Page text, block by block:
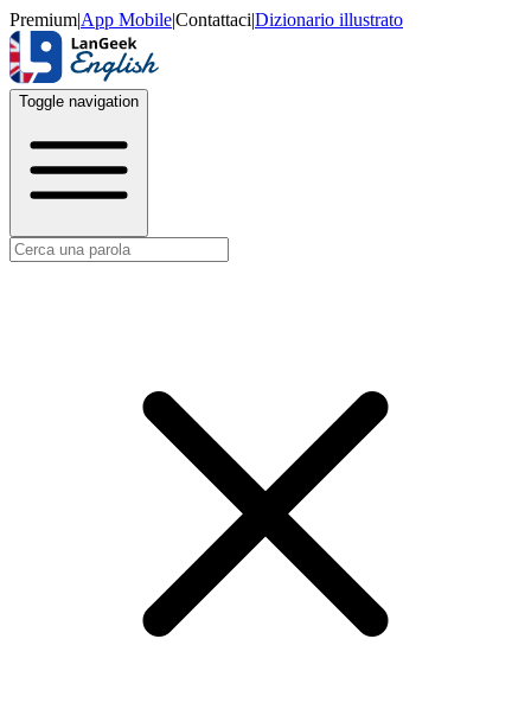
Premium|App Mobile|Contattaci|Dizionario illustrato
Toggle navigation